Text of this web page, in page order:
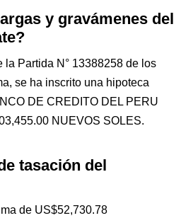
y gravámenes del
la Partida N° 13388258 de los
se ha inscrito una hipoteca
DE CREDITO DEL PERU
NUEVOS SOLES.
tasación del
de US$52,730.78